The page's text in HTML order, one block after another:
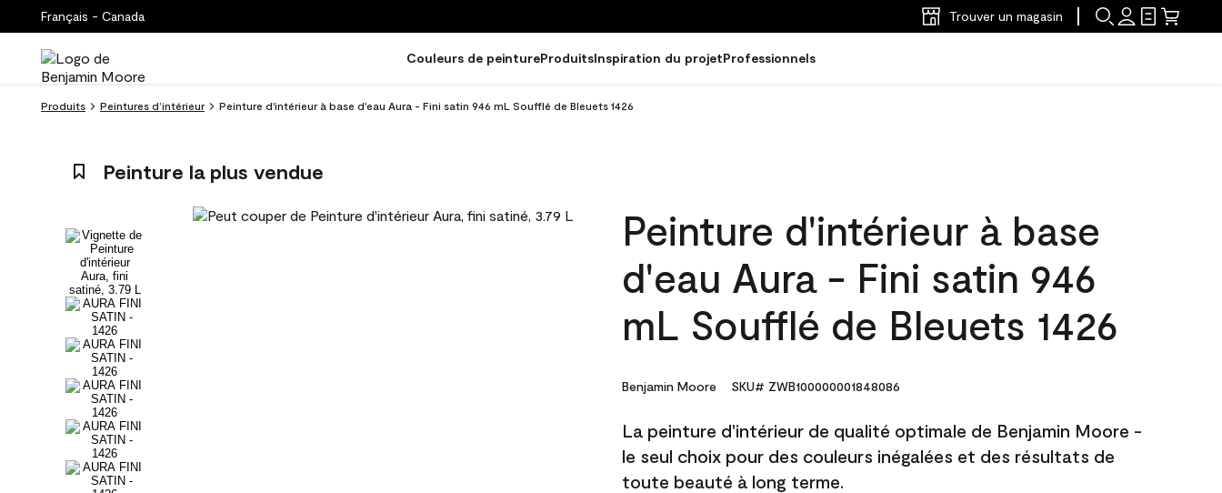
Français - Canada Trouver un magasin
Couleurs de peintureProduitsInspiration du projetProfessionnels
Produits Peintures d’intérieur Peinture d'intérieur à base d'eau Aura - Fini satin 946 mL Soufflé de Bleuets 1426
Peinture la plus vendue
Peinture d'intérieur à base
d'eau Aura - Fini satin 946
mL Soufflé de Bleuets 1426
Benjamin Moore SKU# ZWB100000001848086
La peinture d'intérieur de qualité optimale de Benjamin Moore -
le seul choix pour des couleurs inégalées et des résultats de
toute beauté à long terme.